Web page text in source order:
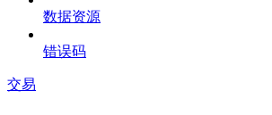
数据资源
错误码
交易